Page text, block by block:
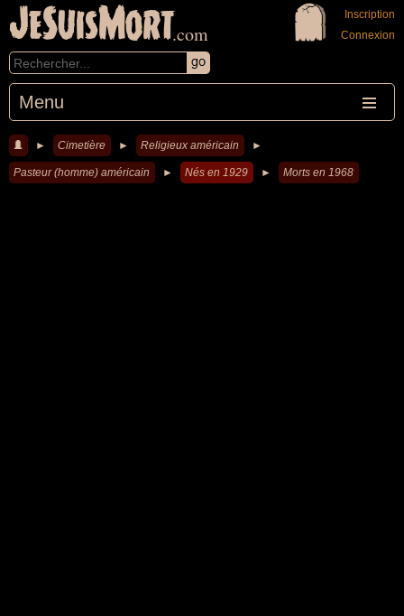
JeSuisMort.com
Menu
Inscription
Connexion
► Cimetière ► Religieux américain ►
Pasteur (homme) américain ► Nés en 1929 ► Morts en 1968